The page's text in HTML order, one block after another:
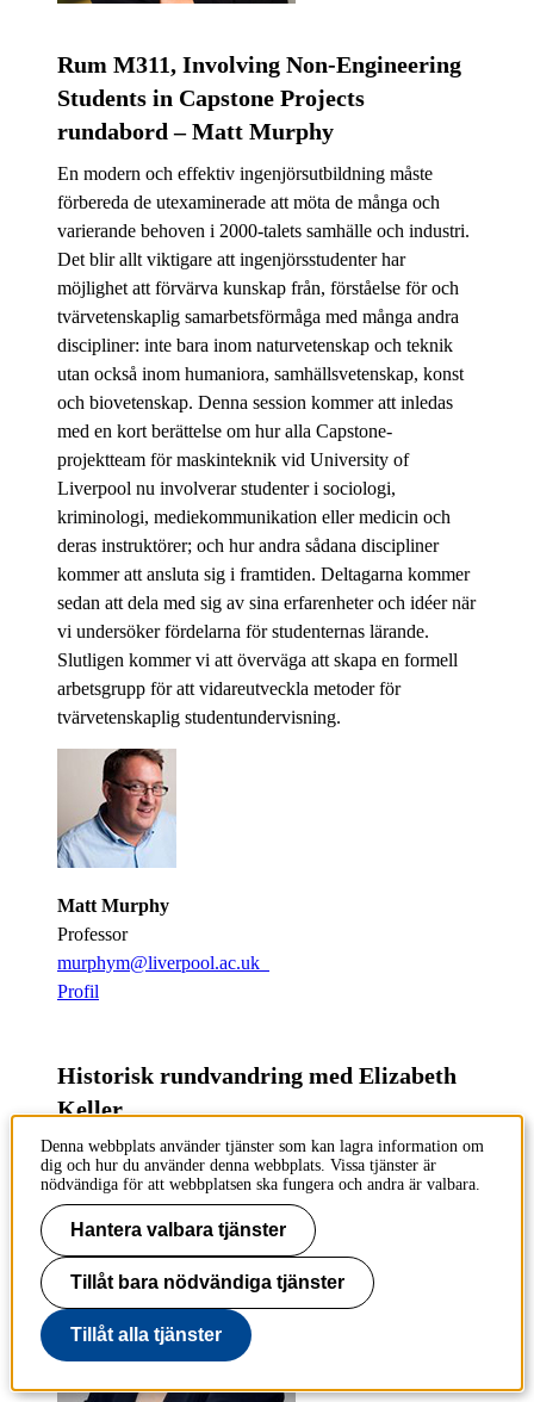
Rum M311, Involving Non-Engineering
Students in Capstone Projects
rundabord – Matt Murphy
En modern och effektiv ingenjörsutbildning måste
förbereda de utexaminerade att möta de många och
varierande behoven i 2000-talets samhälle och industri.
Det blir allt viktigare att ingenjörsstudenter har
möjlighet att förvärva kunskap från, förståelse för och
tvärvetenskaplig samarbetsförmåga med många andra
discipliner: inte bara inom naturvetenskap och teknik
utan också inom humaniora, samhällsvetenskap, konst
och biovetenskap. Denna session kommer att inledas
med en kort berättelse om hur alla Capstone-
projektteam för maskinteknik vid University of
Liverpool nu involverar studenter i sociologi,
kriminologi, mediekommunikation eller medicin och
deras instruktörer; och hur andra sådana discipliner
kommer att ansluta sig i framtiden. Deltagarna kommer
sedan att dela med sig av sina erfarenheter och idéer när
vi undersöker fördelarna för studenternas lärande.
Slutligen kommer vi att överväga att skapa en formell
arbetsgrupp för att vidareutveckla metoder för
tvärvetenskaplig studentundervisning.
Matt Murphy
Professor
murphym@liverpool.ac.uk
Profil
Historisk rundvandring med Elizabeth
Keller
Träffas vid ​​​​​​​M312, Brinellvägen 68 ​​​​​​​​​​​​​​
Elizabeth Keller
universitetsadjunkt
ekeller@kth.se,08790
Profil
Denna webbplats använder tjänster som kan lagra information om
dig och hur du använder denna webbplats. Vissa tjänster är
nödvändiga för att webbplatsen ska fungera och andra är valbara.
Hantera valbara tjänster
Tillåt bara nödvändiga tjänster
Tillåt alla tjänster